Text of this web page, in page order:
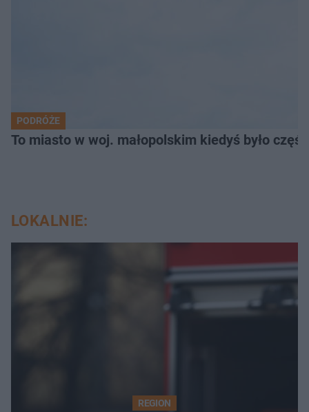
PODRÓŻE
To miasto w woj. małopolskim kiedyś było
LOKALNIE:
REGION